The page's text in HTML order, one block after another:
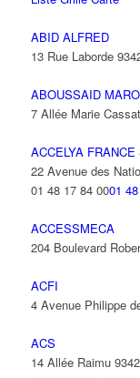
ABID ALFRED
13 Rue Laborde
ABOUSSAID
7 Allée Marie
ACCELYA FRANCE
22 Avenue des
01 48 17 84 0001
ACCESSMECA
204 Boulevard
ACFI
4 Avenue Philippe
ACS
14 Allée Raimu